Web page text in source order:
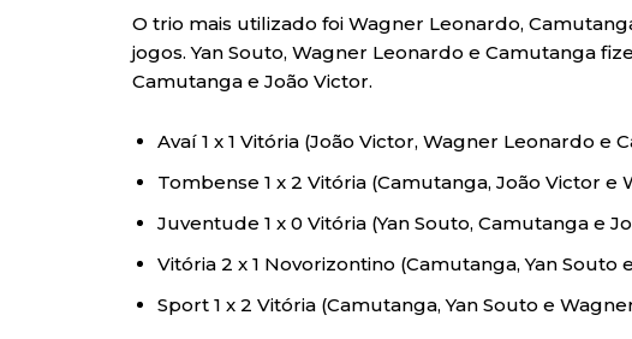
O trio mais utilizado foi Wagner Leonardo,
jogos. Yan Souto, Wagner Leonardo e Camutanga
Camutanga e João Victor.
Avaí 1 x 1 Vitória (João Victor, Wagner Leonardo e
Tombense 1 x 2 Vitória (Camutanga, João Victor e
Juventude 1 x 0 Vitória (Yan Souto, Camutanga e
Vitória 2 x 1 Novorizontino (Camutanga, Yan Souto
Sport 1 x 2 Vitória (Camutanga, Yan Souto e